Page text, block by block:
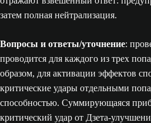
затем полная нейтрализация.
Вопросы и ответы/уточнение:
проводится для каждого из трех
образом, для активации эффектов
критические удары отдельными
способностью. Суммирующаяся
критический удар от Дзета-